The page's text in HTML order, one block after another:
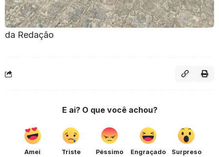
da Redação
E ai? O que você achou?
Amei Triste Péssimo Engraçado Surpreso